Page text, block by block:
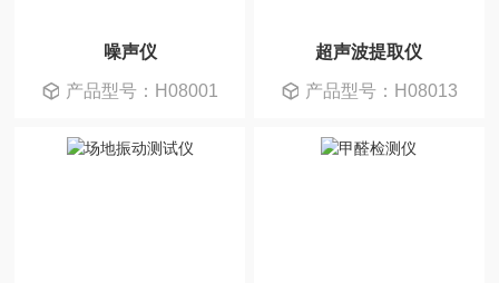
噪声仪
产品型号：H08001
超声波提取仪
产品型号：H08013